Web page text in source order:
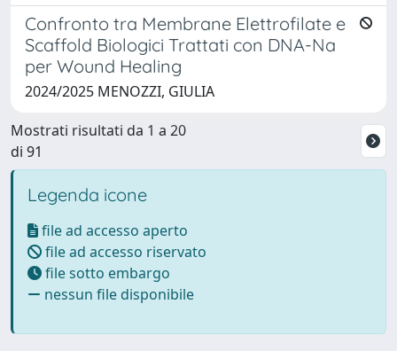
Confronto tra Membrane Elettrofilate e
Scaffold Biologici Trattati con DNA-Na
per Wound Healing
2024/2025 MENOZZI, GIULIA
Mostrati risultati da 1 a 20
di 91
Legenda icone
file ad accesso aperto
file ad accesso riservato
file sotto embargo
nessun file disponibile